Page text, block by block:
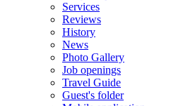
Services
Reviews
History
News
Photo Gallery
Job openings
Travel Guide
Guest's folder